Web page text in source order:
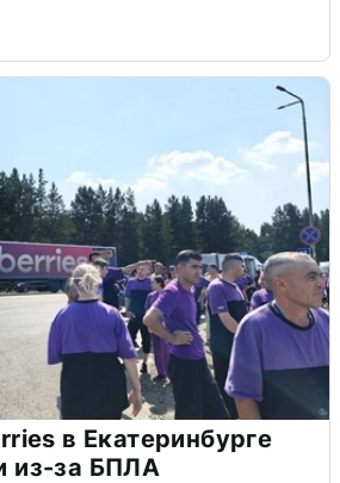
в Екатеринбурге
из-за БПЛА